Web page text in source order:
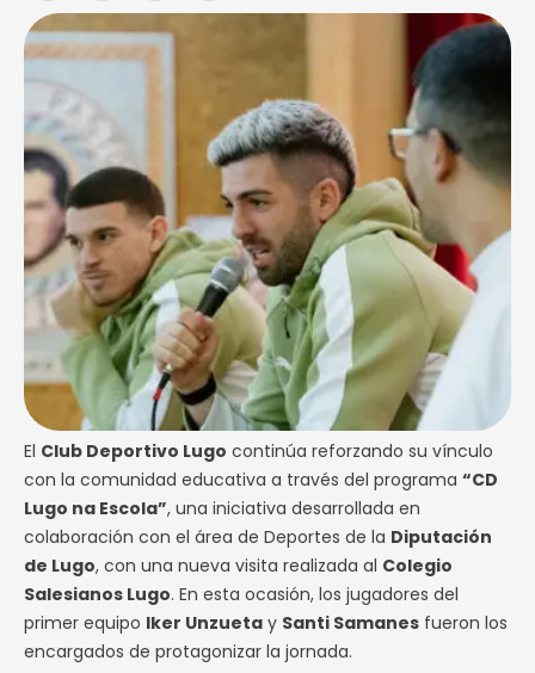
El Club Deportivo Lugo continúa reforzando su vínculo
con la comunidad educativa a través del programa “CD
Lugo na Escola”, una iniciativa desarrollada en
colaboración con el área de Deportes de la Diputación
de Lugo, con una nueva visita realizada al Colegio
Salesianos Lugo. En esta ocasión, los jugadores del
primer equipo Iker Unzueta y Santi Samanes fueron los
encargados de protagonizar la jornada.